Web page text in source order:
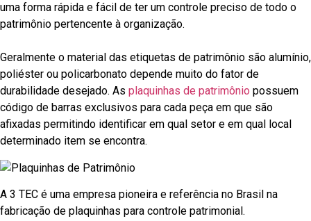
uma forma rápida e fácil de ter um controle preciso de todo o
patrimônio pertencente à organização.
Geralmente o material das etiquetas de patrimônio são alumínio,
poliéster ou policarbonato depende muito do fator de
durabilidade desejado. As plaquinhas de patrimônio possuem
código de barras exclusivos para cada peça em que são
afixadas permitindo identificar em qual setor e em qual local
determinado item se encontra.
A 3 TEC é uma empresa pioneira e referência no Brasil na
fabricação de plaquinhas para controle patrimonial.